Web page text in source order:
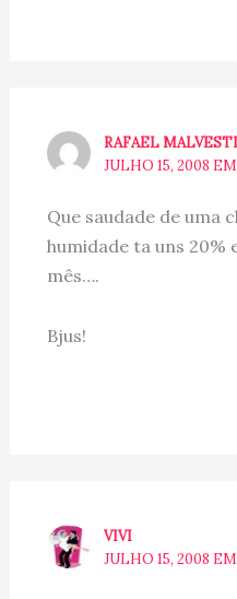
RAFAEL
JULHO 15, 2008
Que saudade de uma
humidade ta uns 20%
mês….
Bjus!
VIVI
JULHO 15, 2008 EM